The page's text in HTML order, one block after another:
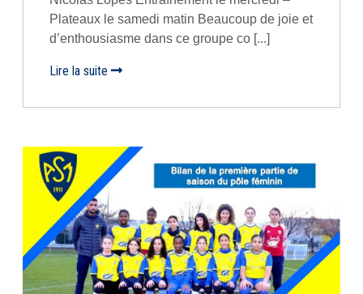
Plateaux le samedi matin Beaucoup de joie et
d’enthousiasme dans ce groupe co [...]
Lire la suite